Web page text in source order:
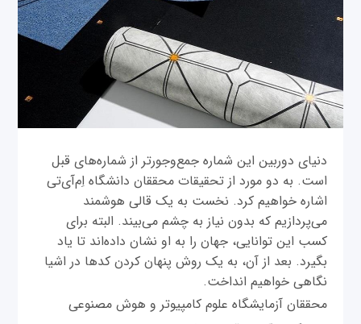
دنیای دوربین این شماره جمع‌وجور‌تر از شماره‌های قبل
است. به دو مورد از تحقیقات محققان دانشگاه اِم‌آی‌تی
اشاره خواهیم کرد. نخست به یک قالی هوشمند
می‌پردازیم که بدون نیاز به چشم می‌بیند. البته برای
کسب این توانایی، جهان را به او نشان داده‌اند تا یاد
بگیرد. بعد از آن، به یک روش پنهان کردن کد‌ها در اشیا
نگاهی خواهیم انداخت.
محققان آزمایشگاه علوم کامپیوتر و هوش مصنوعی